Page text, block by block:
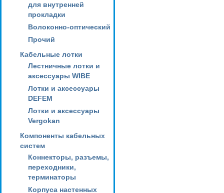
для внутренней
прокладки
Волоконно-оптический
Прочий
Кабельные лотки
Лестничные лотки и
аксессуары WIBE
Лотки и аксессуары
DEFEM
Лотки и аксессуары
Vergokan
Компоненты кабельных
систем
Коннекторы, разъемы,
переходники,
терминаторы
Корпуса настенных